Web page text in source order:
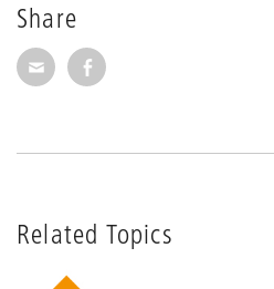
Share
Share via E-Mail
Share on Facebook
Related Topics